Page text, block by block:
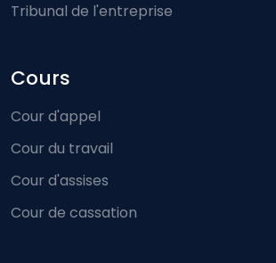
Tribunal de l'entreprise
Cours
Cour d'appel
Cour du travail
Cour d'assises
Cour de cassation